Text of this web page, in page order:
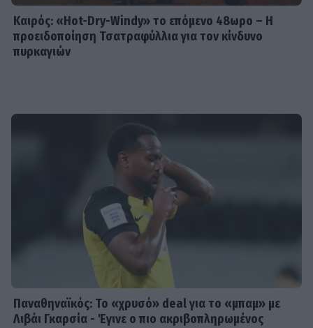
Καιρός: «Hot-Dry-Windy» το επόμενο 48ωρο – Η
προειδοποίηση Τσατραφύλλια για τον κίνδυνο
πυρκαγιών
Παναθηναϊκός: Το «χρυσό» deal για το «μπαμ» με
Λιβάι Γκαρσία - Έγινε ο πιο ακριβοπληρωμένος